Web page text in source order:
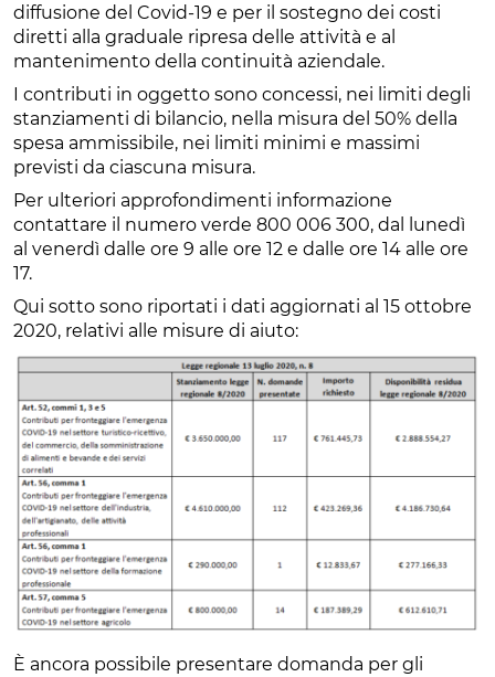
diffusione del Covid-19 e per il sostegno dei costi
diretti alla graduale ripresa delle attività e al
mantenimento della continuità aziendale.
I contributi in oggetto sono concessi, nei limiti degli
stanziamenti di bilancio, nella misura del 50% della
spesa ammissibile, nei limiti minimi e massimi
previsti da ciascuna misura.
Per ulteriori approfondimenti informazione
contattare il numero verde 800 006 300, dal lunedì
al venerdì dalle ore 9 alle ore 12 e dalle ore 14 alle ore
17.
Qui sotto sono riportati i dati aggiornati al 15 ottobre
2020, relativi alle misure di aiuto:
È ancora possibile presentare domanda per gli